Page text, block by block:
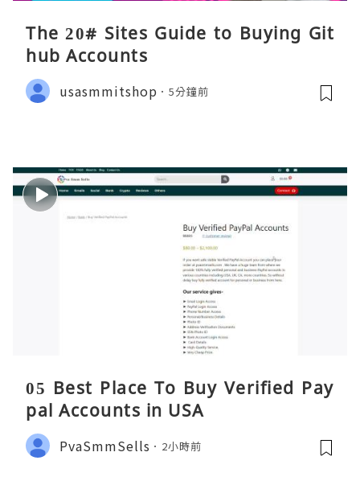
The 20# Sites Guide to Buying Git
hub Accounts
usasmmitshop 5分鐘前
05 Best Place To Buy Verified Pay
pal Accounts in USA
PvaSmmSells 2小時前